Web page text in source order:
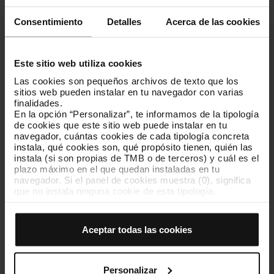
Consentimiento Detalles Acerca de las cookies
Este sitio web utiliza cookies
Las cookies son pequeños archivos de texto que los
sitios web pueden instalar en tu navegador con varias
finalidades.
En la opción “Personalizar”, te informamos de la tipología
de cookies que este sitio web puede instalar en tu
navegador, cuántas cookies de cada tipología concreta
instala, qué cookies son, qué propósito tienen, quién las
instala (si son propias de TMB o de terceros) y cuál es el
plazo máximo en el que quedan instaladas en tu
navegador. Si el panel de cookies muestra (0), significa
que no instala ninguna cookie de esta tipología.
que todas estas cookies se instalen en tu navegador.
tipología de cookies permite indicar si quieres que se
instalen o no las cookies de esa clase.
Una vez que hayas marcado tus preferencias, debes
hacer clic en “Seleccionar y configurar”. Así se instalarán
Aceptar todas las cookies
Personalizar
FMB coste efectivo por viajero 2021
TB coste efectivo por viajero 2023 [PDF: 68 KB]
TB coste efectivo por viajero 2021 [PDF: 5 KB]